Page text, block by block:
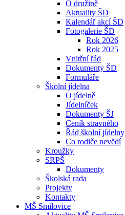
O družině
Aktuality ŠD
Kalendář akcí ŠD
Fotogalerie ŠD
Rok 2026
Rok 2025
Vnitřní řád
Dokumenty ŠD
Formuláře
Školní jídelna
O jídelně
Jídelníček
Dokumenty ŠJ
Ceník stravného
Řád školní jídelny
Co rodiče nevědí
Kroužky
SRPŠ
Dokumenty
Školská rada
Projekty
Kontakty
MŠ Smilovice